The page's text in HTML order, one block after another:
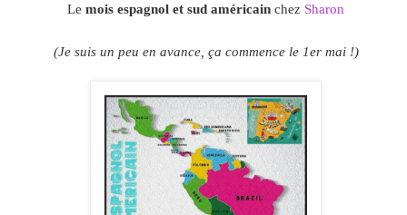
Le mois espagnol et sud américain chez Sharon
(Je suis un peu en avance, ça commence le 1er mai !)